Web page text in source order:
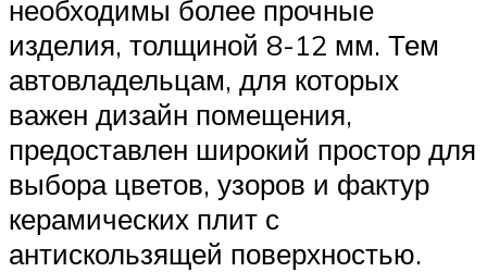
необходимы более прочные
изделия, толщиной 8-12 мм. Тем
автовладельцам, для которых
важен дизайн помещения,
предоставлен широкий простор для
выбора цветов, узоров и фактур
керамических плит с
антискользящей поверхностью.